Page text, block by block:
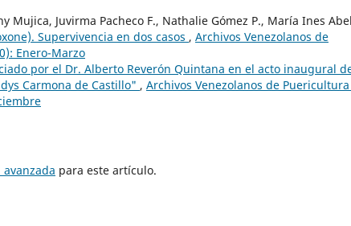
Mujica, Juvirma Pacheco F., Nathalie Gómez P., María Ines
Supervivencia en dos casos , Archivos Venezolanos de
Enero-Marzo
por el Dr. Alberto Reverón Quintana en el acto inaugural
Carmona de Castillo" , Archivos Venezolanos de
para este artículo.